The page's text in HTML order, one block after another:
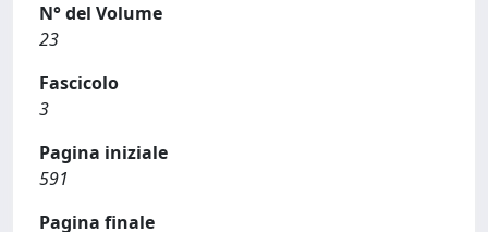
N° del Volume
23
Fascicolo
3
Pagina iniziale
591
Pagina finale